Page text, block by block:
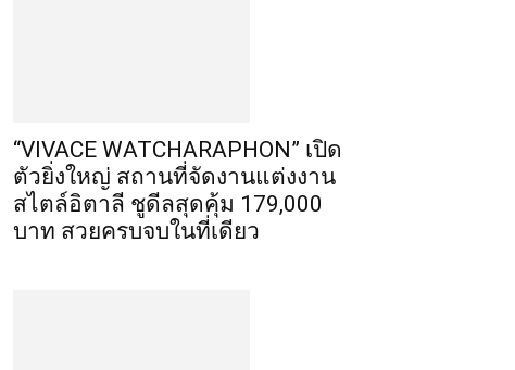
“VIVACE WATCHARAPHON” เปิด
ตัวยิ่งใหญ่ สถานที่จัดงานแต่งงาน
สไตล์อิตาลี ชูดีลสุดคุ้ม 179,000
บาท สวยครบจบในที่เดียว